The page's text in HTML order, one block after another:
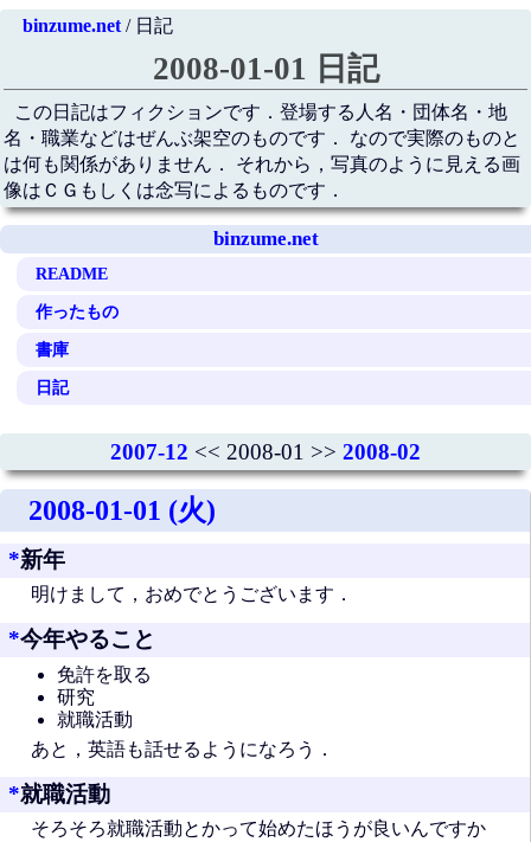
binzume.net/ 日記
2008-01-01 日記
この日記はフィクションです．登場する人名・団体名・地
名・職業などはぜんぶ架空のものです． なので実際のものと
は何も関係がありません． それから，写真のように見える画
像はＣＧもしくは念写によるものです．
binzume.net
README
作ったもの
書庫
日記
2007-12 << 2008-01 >> 2008-02
2008-01-01 (火)
*新年
明けまして，おめでとうございます．
*今年やること
免許を取る
研究
就職活動
あと，英語も話せるようになろう．
*就職活動
そろそろ就職活動とかって始めたほうが良いんですか